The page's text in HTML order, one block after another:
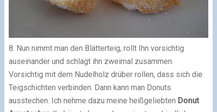
8. Nun nimmt man den Blätterteig, rollt Ihn vorsichtig
auseinander und schlägt ihn zweimal zusammen.
Vorsichtig mit dem Nudelholz drüber rollen, dass sich die
Teigschichten verbinden. Dann kann man Donuts
ausstechen. Ich nehme dazu meine heißgeliebten Donut